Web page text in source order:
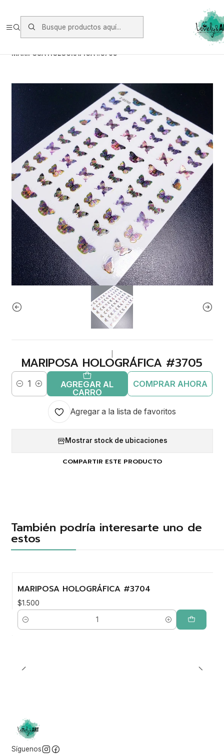
https://www.starken.cl/
MARIPOSA HOLOGRÁFICA #3705
MARIPOSA HOLOGRÁFICA #3705
Cantidad
AGREGAR AL
CARRO
COMPRAR AHORA
Agregar a la lista de favoritos
Mostrar stock de ubicaciones
COMPARTIR ESTE PRODUCTO
También podría interesarte uno de
estos
MARIPOSA HOLOGRÁFICA #3704
$1.500
Cantidad
Síguenos